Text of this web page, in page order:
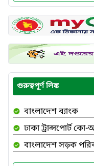
গুরুত্বপূর্ণ লিঙ্ক
বাংলাদেশ ব্যাংক
ঢাকা ট্রান্সপোর্ট
বাংলাদেশ সড়ক